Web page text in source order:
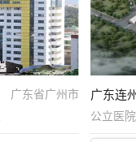
广东省广州市
广东连
公立医